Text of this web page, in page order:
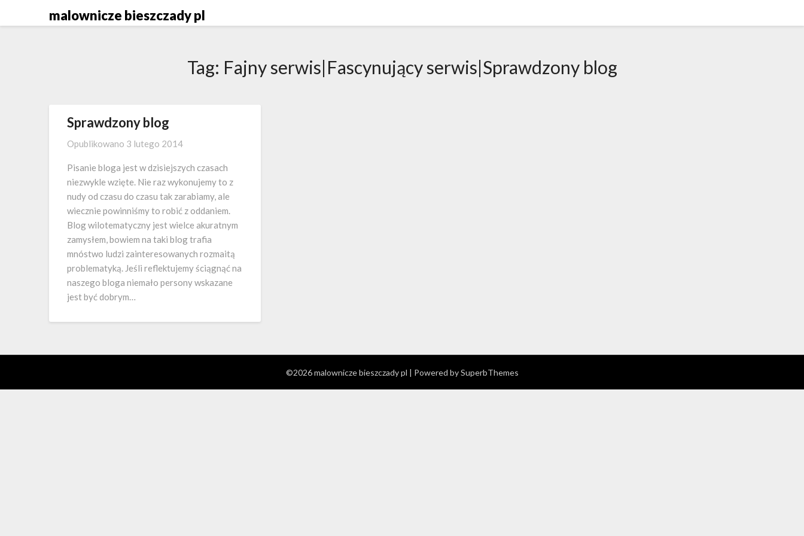
malownicze bieszczady pl
Tag: Fajny serwis|Fascynujący serwis|Sprawdzony blog
Sprawdzony blog
Opublikowano 3 lutego 2014
Pisanie bloga jest w dzisiejszych czasach
niezwykle wzięte. Nie raz wykonujemy to z
nudy od czasu do czasu tak zarabiamy, ale
wiecznie powinniśmy to robić z oddaniem.
Blog wilotematyczny jest wielce akuratnym
zamysłem, bowiem na taki blog trafia
mnóstwo ludzi zainteresowanych rozmaitą
problematyką. Jeśli reflektujemy ściągnąć na
naszego bloga niemało persony wskazane
jest być dobrym…
©2026 malownicze bieszczady pl | Powered bySuperbThemes